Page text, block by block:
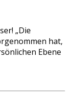
„Die
hat,
Ebene